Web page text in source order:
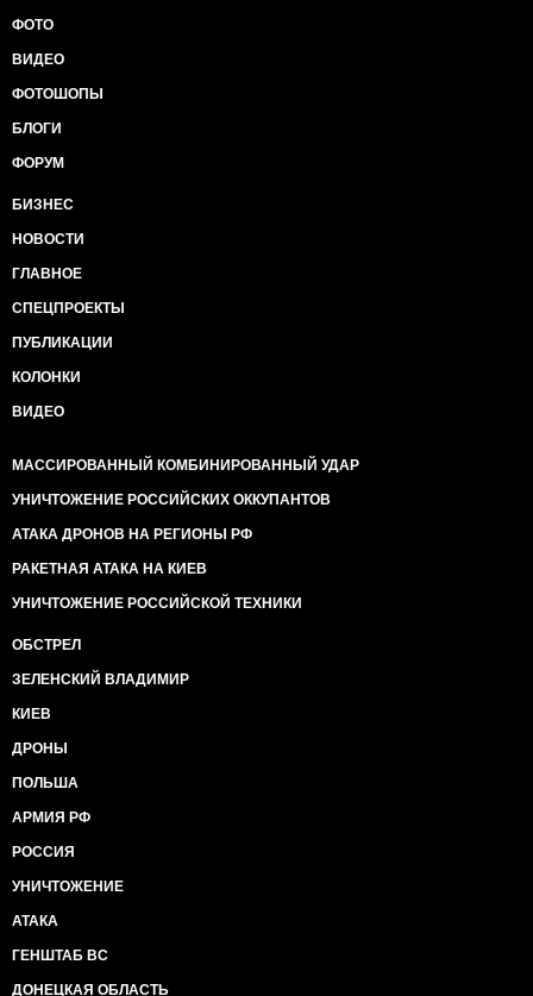
ФОТО
ВИДЕО
ФОТОШОПЫ
БЛОГИ
ФОРУМ
БИЗНЕС
НОВОСТИ
ГЛАВНОЕ
СПЕЦПРОЕКТЫ
ПУБЛИКАЦИИ
КОЛОНКИ
ВИДЕО
МАССИРОВАННЫЙ КОМБИНИРОВАННЫЙ УДАР
УНИЧТОЖЕНИЕ РОССИЙСКИХ ОККУПАНТОВ
АТАКА ДРОНОВ НА РЕГИОНЫ РФ
РАКЕТНАЯ АТАКА НА КИЕВ
УНИЧТОЖЕНИЕ РОССИЙСКОЙ ТЕХНИКИ
ОБСТРЕЛ
ЗЕЛЕНСКИЙ ВЛАДИМИР
КИЕВ
ДРОНЫ
ПОЛЬША
АРМИЯ РФ
РОССИЯ
УНИЧТОЖЕНИЕ
АТАКА
ГЕНШТАБ ВС
ДОНЕЦКАЯ ОБЛАСТЬ